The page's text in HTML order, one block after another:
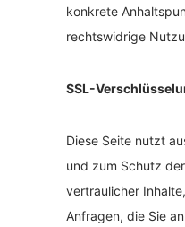
konkrete
rechtswidrige
SSL-
Diese Seite nutzt
und zum Schutz
vertraulicher
Anfragen, die Sie